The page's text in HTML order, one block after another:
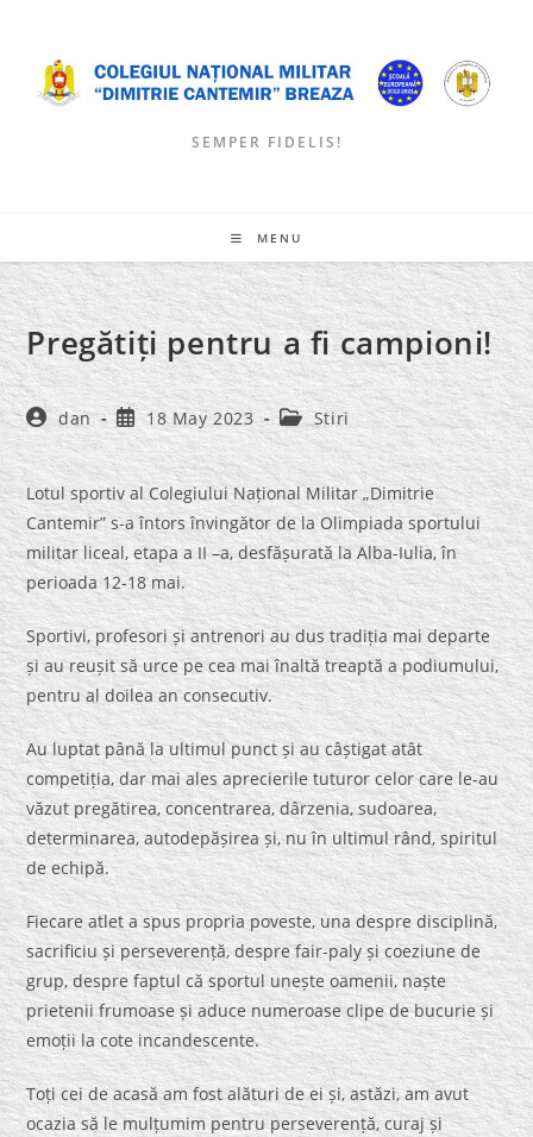
content
SEMPER FIDELIS!
MENU
Pregătiți pentru a fi campioni!
Post
author:
dan
Post
published:
18 May 2023
Post
category:
Stiri
Lotul sportiv al Colegiului Național Militar „Dimitrie
Cantemir” s-a întors învingător de la Olimpiada sportului
militar liceal, etapa a II –a, desfășurată la Alba-Iulia, în
perioada 12-18 mai.
Sportivi, profesori și antrenori au dus tradiția mai departe
și au reușit să urce pe cea mai înaltă treaptă a podiumului,
pentru al doilea an consecutiv.
Au luptat până la ultimul punct și au câștigat atât
competiția, dar mai ales aprecierile tuturor celor care le-au
văzut pregătirea, concentrarea, dârzenia, sudoarea,
determinarea, autodepășirea și, nu în ultimul rând, spiritul
de echipă.
Fiecare atlet a spus propria poveste, una despre disciplină,
sacrificiu și perseverență, despre fair-paly și coeziune de
grup, despre faptul că sportul unește oamenii, naște
prietenii frumoase și aduce numeroase clipe de bucurie și
emoții la cote incandescente.
Toți cei de acasă am fost alături de ei și, astăzi, am avut
ocazia să le mulțumim pentru perseverență, curaj și